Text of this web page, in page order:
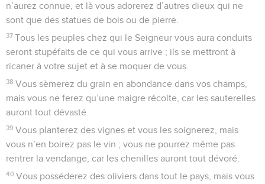
n’aurez connue, et là vous adorerez d’autres dieux qui ne
sont que des statues de bois ou de pierre.
37 Tous les peuples chez qui le Seigneur vous aura conduits
seront stupéfaits de ce qui vous arrive ; ils se mettront à
ricaner à votre sujet et à se moquer de vous.
38 Vous sèmerez du grain en abondance dans vos champs,
mais vous ne ferez qu’une maigre récolte, car les sauterelles
auront tout dévasté.
39 Vous planterez des vignes et vous les soignerez, mais
vous n’en boirez pas le vin ; vous ne pourrez même pas
rentrer la vendange, car les chenilles auront tout dévoré.
40 Vous posséderez des oliviers dans tout le pays, mais vous